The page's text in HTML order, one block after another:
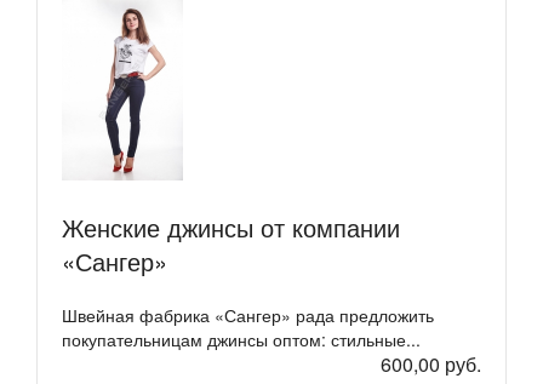
Женские джинсы от компании
«Сангер»
Швейная фабрика «Сангер» рада предложить
покупательницам джинсы оптом: стильные...
600,00 руб.